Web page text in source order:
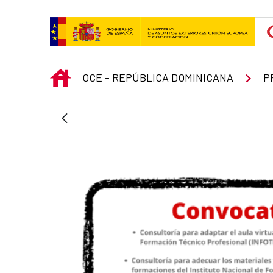
INICIO
OCE - REPÚBLICA DOMINICANA